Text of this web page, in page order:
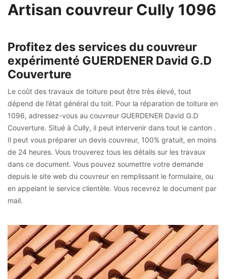
Artisan couvreur Cully 1096
Profitez des services du couvreur
expérimenté GUERDENER David G.D
Couverture
Le coût des travaux de toiture peut être très élevé, tout
dépend de l’état général du toit. Pour la réparation de toiture en
1096, adressez-vous au couvreur GUERDENER David G.D
Couverture. Situé à Cully, il peut intervenir dans tout le canton .
Il peut vous préparer un devis couvreur, 100% gratuit, en moins
de 24 heures. Vous trouverez tous les détails sur les travaux
dans ce document. Vous pouvez soumettre votre demande
depuis le site web du couvreur en remplissant le formulaire, ou
en appelant le service clientèle. Vous recevrez le document par
mail.